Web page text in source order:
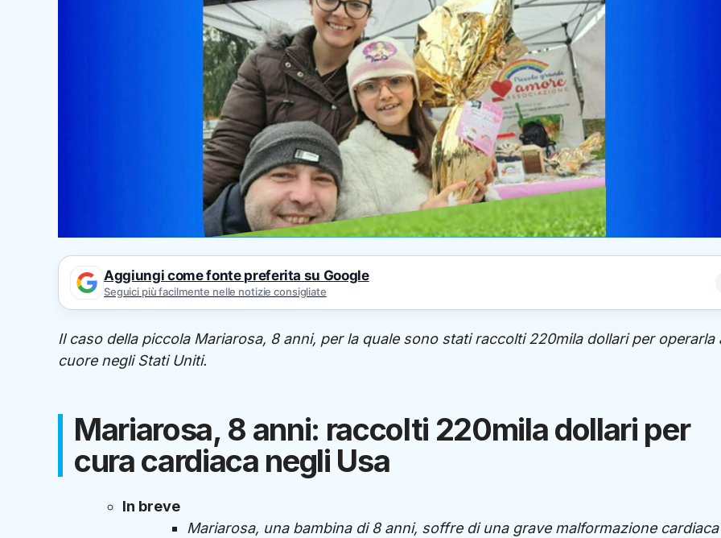
Aggiungi come fonte preferita su Google
Seguici più facilmente nelle notizie consigliate
Il caso della piccola Mariarosa, 8 anni, per la quale sono stati raccolti 220mila dollari per operarla
cuore negli Stati Uniti.
Mariarosa, 8 anni: raccolti 220mila dollari per
cura cardiaca negli Usa
In breve
Mariarosa, una bambina di 8 anni, soffre di una grave malformazione cardiaca